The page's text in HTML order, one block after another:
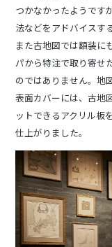
つかなかったようです
法などをアドバイスす
また古地図では額装に
パから特注で取り寄せ
のではありません。地
表面カバーには、古地
ットできるアクリル板
仕上がりました。